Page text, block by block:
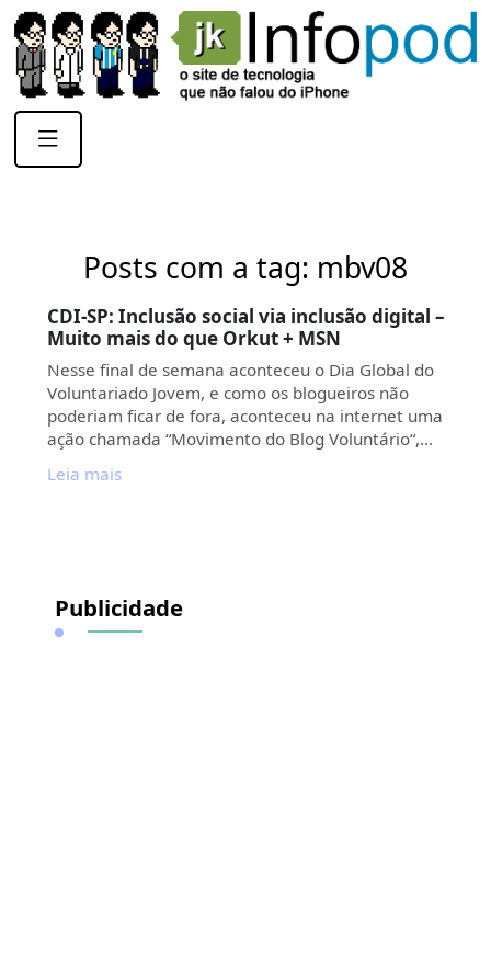
Posts com a tag: mbv08
CDI-SP: Inclusão social via inclusão digital –
Muito mais do que Orkut + MSN
Nesse final de semana aconteceu o Dia Global do
Voluntariado Jovem, e como os blogueiros não
poderiam ficar de fora, aconteceu na internet uma
ação chamada “Movimento do Blog Voluntário“,…
Leia mais
Publicidade